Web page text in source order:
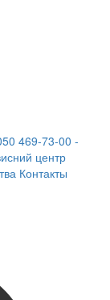
469-73-00 -
центр
Контакты